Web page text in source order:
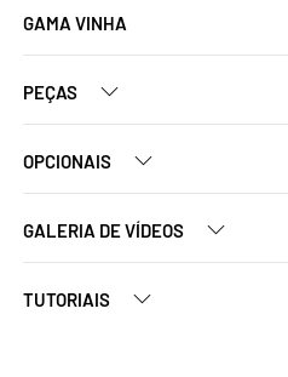
GAMA VINHA
PEÇAS
OPCIONAIS
GALERIA DE VÍDEOS
TUTORIAIS